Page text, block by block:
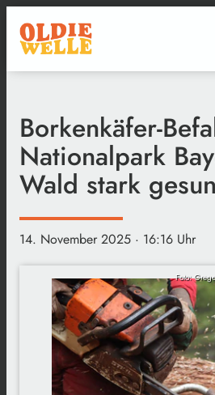
Borkenkäfer-
Nationalpark
Wald stark
14. November 2025 · 16:16 Uhr
Foto: